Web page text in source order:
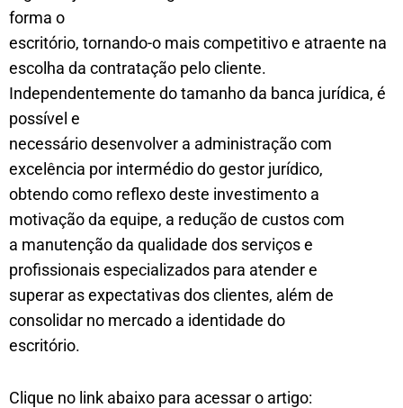
forma o
escritório, tornando-o mais competitivo e atraente na
escolha da contratação pelo cliente.
Independentemente do tamanho da banca jurídica, é
possível e
necessário desenvolver a administração com
excelência por intermédio do gestor jurídico,
obtendo como reflexo deste investimento a
motivação da equipe, a redução de custos com
a manutenção da qualidade dos serviços e
profissionais especializados para atender e
superar as expectativas dos clientes, além de
consolidar no mercado a identidade do
escritório.
Clique no link abaixo para acessar o artigo: